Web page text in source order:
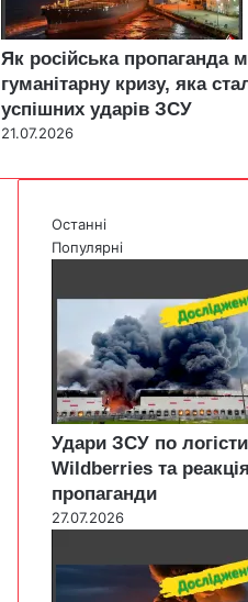
Як російська пропаганда
гуманітарну кризу, яка
успішних ударів ЗСУ
21.07.2026
Останні
Популярні
Удари ЗСУ по
Wildberries та
пропаганди
27.07.2026